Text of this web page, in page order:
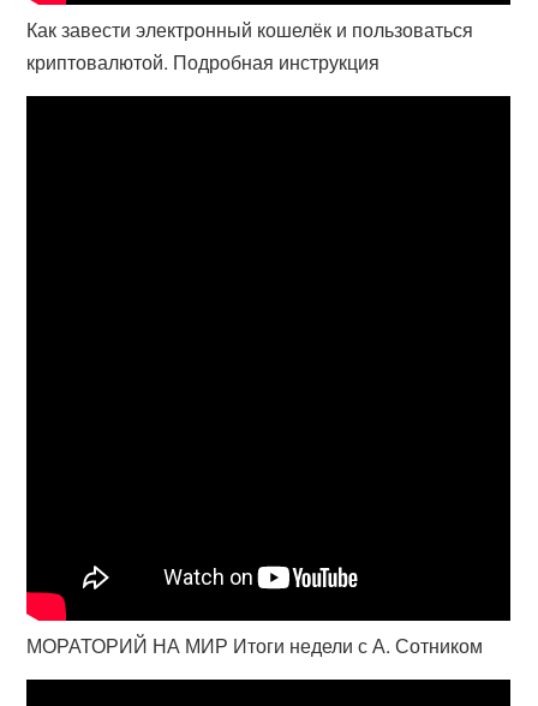
Как завести электронный кошелёк и пользоваться
криптовалютой. Подробная инструкция
МОРАТОРИЙ НА МИР Итоги недели с А. Сотником